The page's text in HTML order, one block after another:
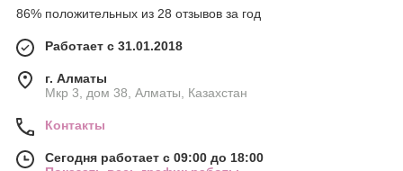
86% положительных из 28 отзывов за год
Работает с 31.01.2018
г. Алматы
Мкр 3, дом 38, Алматы, Казахстан
Контакты
Сегодня работает с 09:00 до 18:00